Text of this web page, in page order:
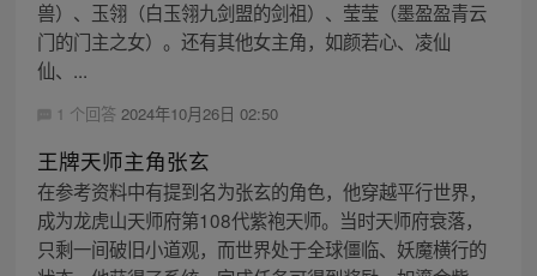
兽）、玉翎（白玉翎九剑盟的剑祖）、莹莹（墨盈盈青云
门的门主之女）。还有其他女主角，如颜若心、凌仙
仙、...
1 个回答 2024年10月26日 02:50
王牌天师主角张玄
在参考资料中有提到名为张玄的角色，他穿越平行世界，
成为龙虎山天师府第108代紫袍天师。当时天师府衰落，
只剩一间破旧小道观，而世界处于全球僵临、妖魔横行的